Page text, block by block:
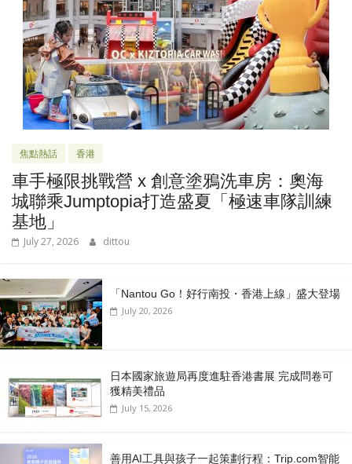
焦點熱話 香港
車手極限挑戰營 x 創意塗鴉洗車房：奧海
城聯乘Jumptopia打造盛夏「極速車隊訓練
基地」
July 27, 2026 dittou
「Nantou Go！好行南投・香港上線」盛大登場
July 20, 2026
日本國家旅遊局再度進駐香港書展 完成問卷可
獲精美禮品
July 15, 2026
善用AI工具與孩子一起策劃行程：Trip.com智能